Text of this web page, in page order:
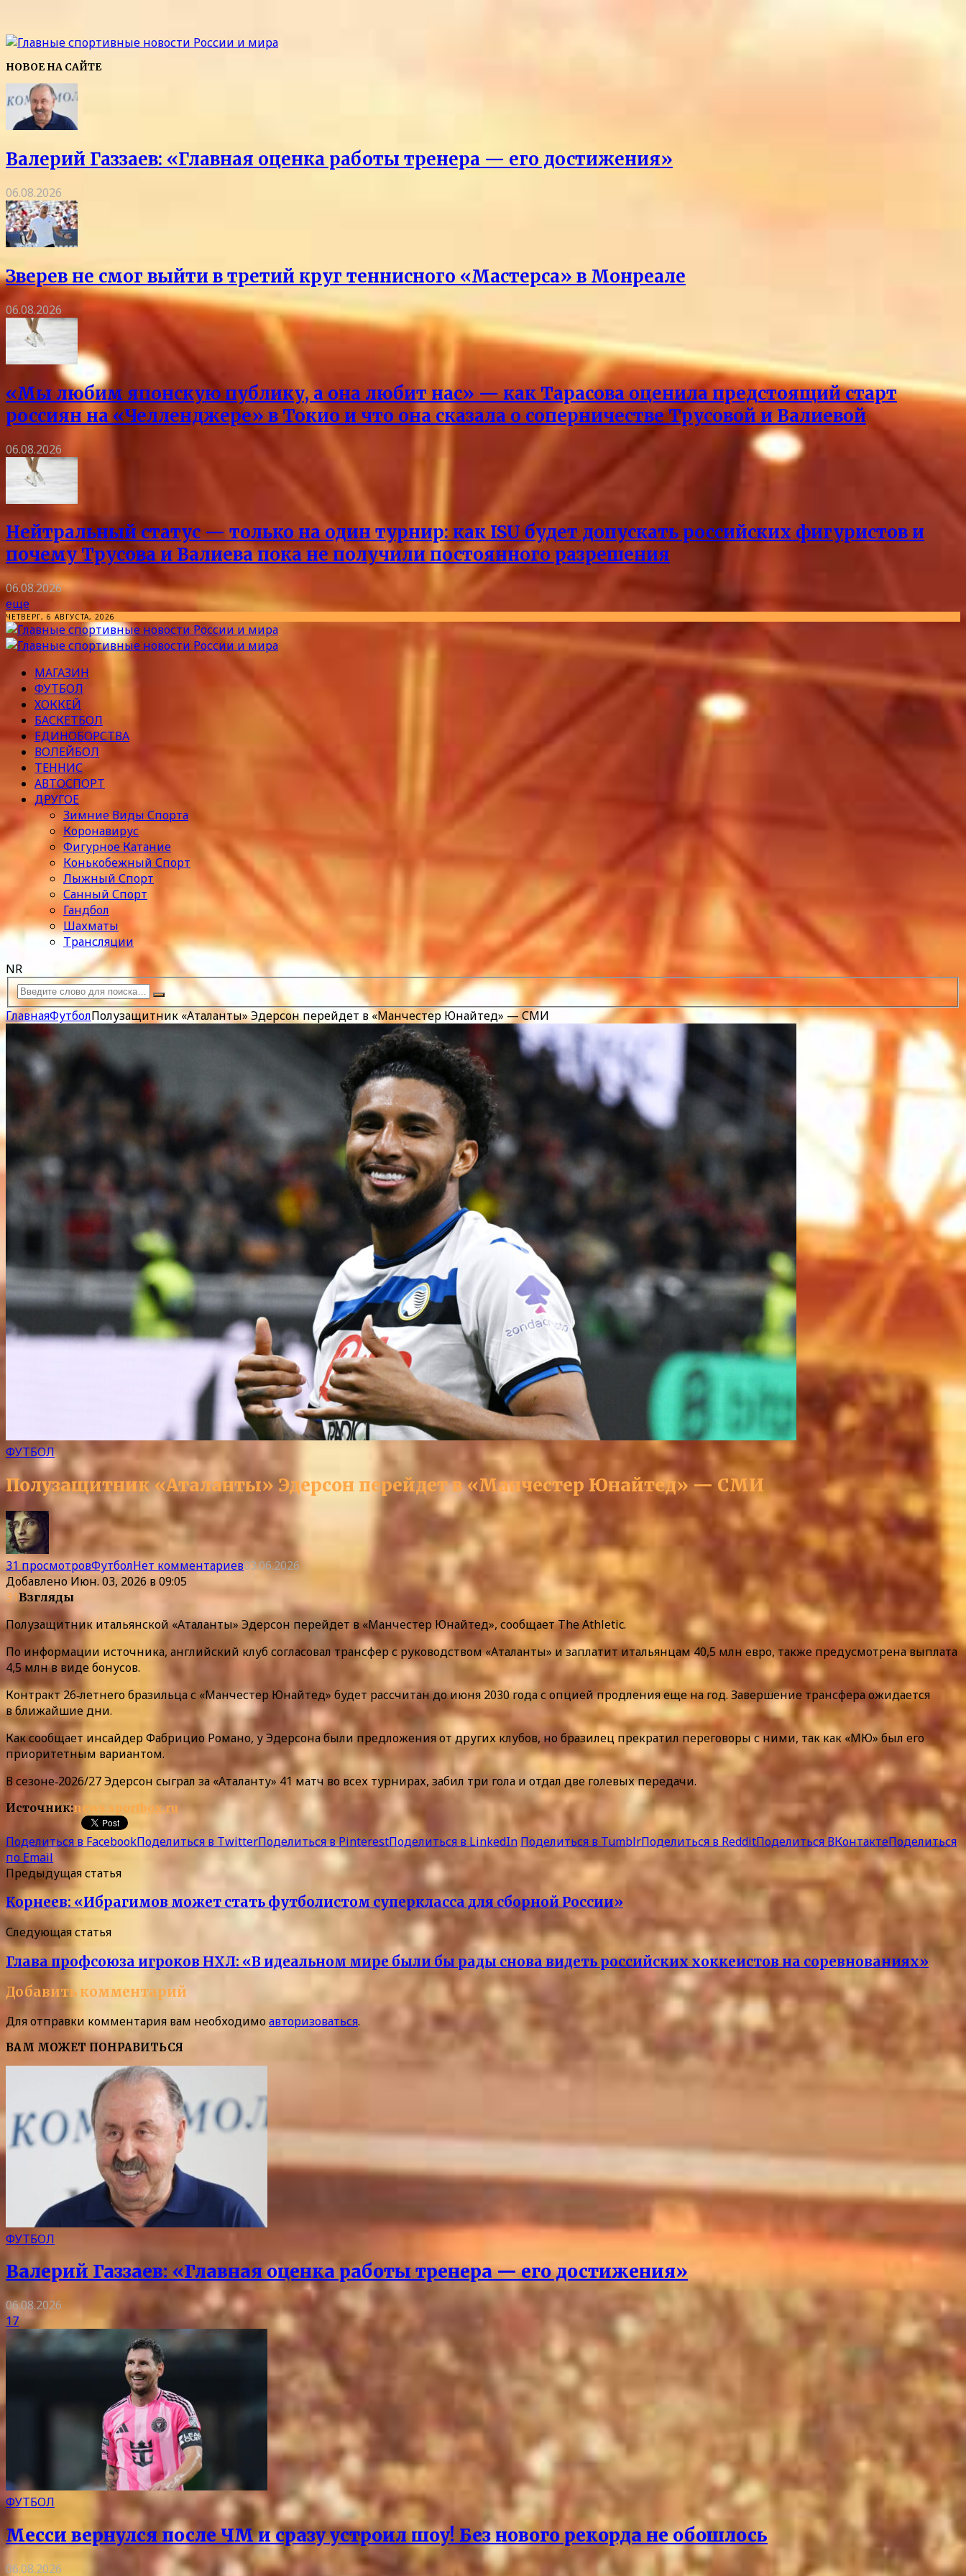
НОВОЕ НА САЙТЕ
Валерий Газзаев: «Главная оценка работы тренера — его достижения»
06.08.2026
Зверев не смог выйти в третий круг теннисного «Мастерса» в Монреале
06.08.2026
«Мы любим японскую публику, а она любит нас» — как Тарасова оценила предстоящий старт
россиян на «Челленджере» в Токио и что она сказала о соперничестве Трусовой и Валиевой
06.08.2026
Нейтральный статус — только на один турнир: как ISU будет допускать российских фигуристов и
почему Трусова и Валиева пока не получили постоянного разрешения
06.08.2026
еще
ЧЕТВЕРГ, 6 АВГУСТА, 2026
МАГАЗИН
ФУТБОЛ
ХОККЕЙ
БАСКЕТБОЛ
ЕДИНОБОРСТВА
ВОЛЕЙБОЛ
ТЕННИС
АВТОСПОРТ
ДРУГОЕ
Зимние Виды Спорта
Коронавирус
Фигурное Катание
Конькобежный Спорт
Лыжный Спорт
Санный Спорт
Гандбол
Шахматы
Трансляции
NR
ГлавнаяФутболПолузащитник «Аталанты» Эдерсон перейдет в «Манчестер Юнайтед» — СМИ
ФУТБОЛ
Полузащитник «Аталанты» Эдерсон перейдет в «Манчестер Юнайтед» — СМИ
31 просмотровФутболНет комментариев03.06.2026
Добавлено Июн. 03, 2026 в 09:05
31Взгляды
Полузащитник итальянской «Аталанты» Эдерсон перейдет в «Манчестер Юнайтед», сообщает The Athletic.
По информации источника, английский клуб согласовал трансфер с руководством «Аталанты» и заплатит итальянцам 40,5 млн евро, также предусмотрена выплата
4,5 млн в виде бонусов.
Контракт 26‑летнего бразильца с «Манчестер Юнайтед» будет рассчитан до июня 2030 года с опцией продления еще на год. Завершение трансфера ожидается
в ближайшие дни.
Как сообщает инсайдер Фабрицио Романо, у Эдерсона были предложения от других клубов, но бразилец прекратил переговоры с ними, так как «МЮ» был его
приоритетным вариантом.
В сезоне‑2026/27 Эдерсон сыграл за «Аталанту» 41 матч во всех турнирах, забил три гола и отдал две голевых передачи.
Источник:news.sportbox.ru
Поделиться в FacebookПоделиться в TwitterПоделиться в PinterestПоделиться в LinkedIn Поделиться в TumblrПоделиться в RedditПоделиться ВКонтактеПоделиться
по Email
Предыдущая статья
Корнеев: «Ибрагимов может стать футболистом суперкласса для сборной России»
Следующая статья
Глава профсоюза игроков НХЛ: «В идеальном мире были бы рады снова видеть российских хоккеистов на соревнованиях»
Добавить комментарий
Для отправки комментария вам необходимоавторизоваться.
ВАМ МОЖЕТ ПОНРАВИТЬСЯ
ФУТБОЛ
Валерий Газзаев: «Главная оценка работы тренера — его достижения»
06.08.2026
17
ФУТБОЛ
Месси вернулся после ЧМ и сразу устроил шоу! Без нового рекорда не обошлось
06.08.2026